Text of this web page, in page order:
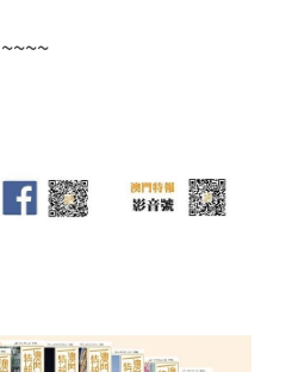
~~~~